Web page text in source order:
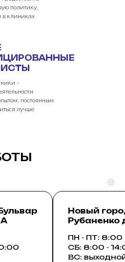
политику,
в клиниках
-
постоянным
лучше
А
Новый
Рубаненко
ПН - ПТ: 8:00
СБ: 8:00 -
ВС: